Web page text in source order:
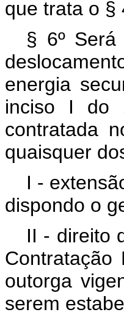
que trata o §
§ 6º
energia
inciso I do
contratada
quaisquer
I -
dispondo o
II - direito
outorga
serem